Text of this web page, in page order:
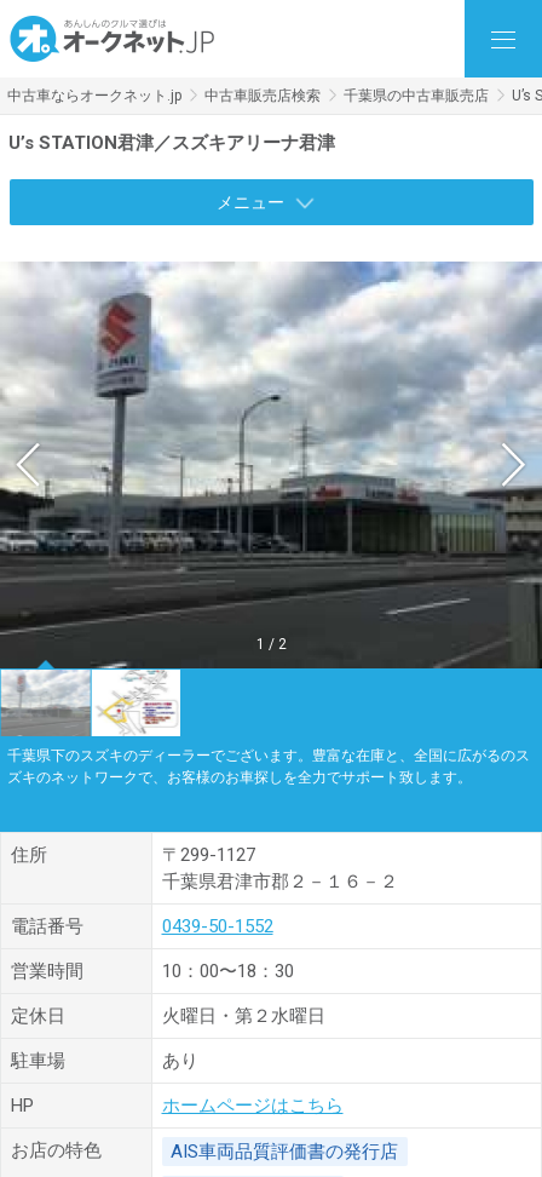
中古車ならオークネット.jp 中古車販売店検索 千葉県の中古車販売店 U’s
U’s STATION君津／スズキアリーナ君津
メニュー
1 / 2
千葉県下のスズキのディーラーでございます。豊富な在庫と、全国に広がるのス
ズキのネットワークで、お客様のお車探しを全力でサポート致します。
住所
〒299-1127
千葉県君津市郡２－１６－２
電話番号 0439-50-1552
営業時間 10：00〜18：30
定休日 火曜日・第２水曜日
駐車場 あり
HP ホームページはこちら
お店の特色
AIS車両品質評価書の発行店